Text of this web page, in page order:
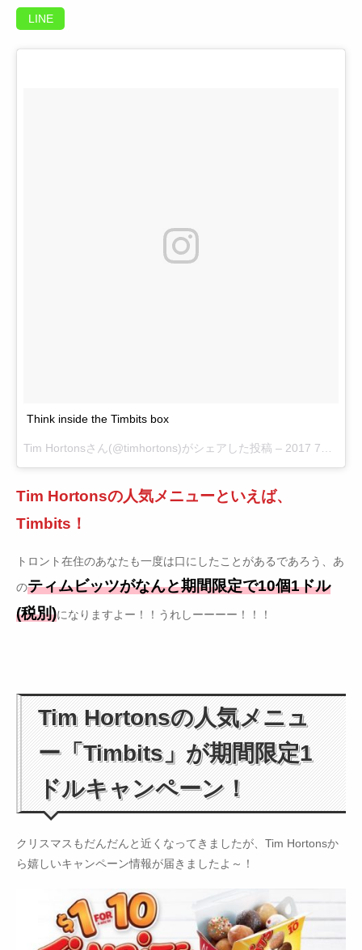
LINE
Think inside the Timbits box
Tim Hortonsさん(@timhortons)がシェアした投稿 – 2017 7月 31 5:08午前 PDT
Tim Hortonsの人気メニューといえば、
Timbits！
トロント在住のあなたも一度は口にしたことがあるであろう、あ
のティムビッツがなんと期間限定で10個1ドル
(税別)になりますよー！！うれしーーーー！！！
Tim Hortonsの人気メニュ
ー「Timbits」が期間限定1
ドルキャンペーン！
クリスマスもだんだんと近くなってきましたが、Tim Hortonsか
ら嬉しいキャンペーン情報が届きましたよ～！